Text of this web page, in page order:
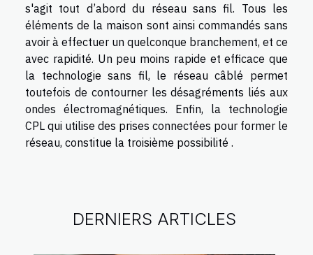
s'agit tout d’abord du réseau sans fil. Tous les
éléments de la maison sont ainsi commandés sans
avoir à effectuer un quelconque branchement, et ce
avec rapidité. Un peu moins rapide et efficace que
la technologie sans fil, le réseau câblé permet
toutefois de contourner les désagréments liés aux
ondes électromagnétiques. Enfin, la technologie
CPL qui utilise des prises connectées pour former le
réseau, constitue la troisième possibilité .
DERNIERS ARTICLES